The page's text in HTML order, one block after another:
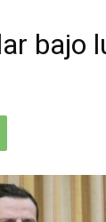
bajo